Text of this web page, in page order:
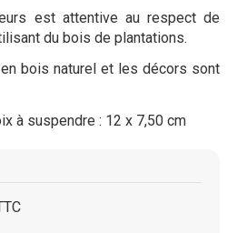
est attentive au respect de
du bois de plantations.
bois naturel et les décors sont
à suspendre : 12 x 7,50 cm